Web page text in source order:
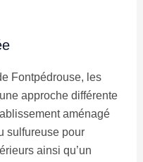
Fontpédrouse, les
approche différente
aménagé
sulfureuse pour
ainsi qu’un